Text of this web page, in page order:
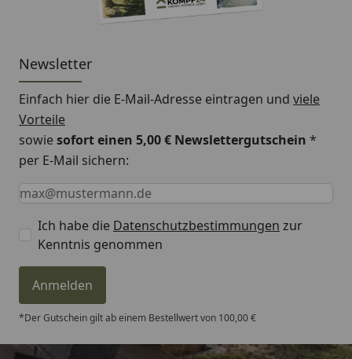
Newsletter
Einfach hier die E-Mail-Adresse eintragen und viele
Vorteile
sowiesofort einen 5,00 € Newslettergutschein *
per E-Mail sichern:
Keine Eingabe erforderlich
Eingabe erforderlich
E-Mail *
Ich habe die Datenschutzbestimmungen zur
Kenntnis genommen
Anmelden
*Der Gutschein gilt ab einem Bestellwert von 100,00 €